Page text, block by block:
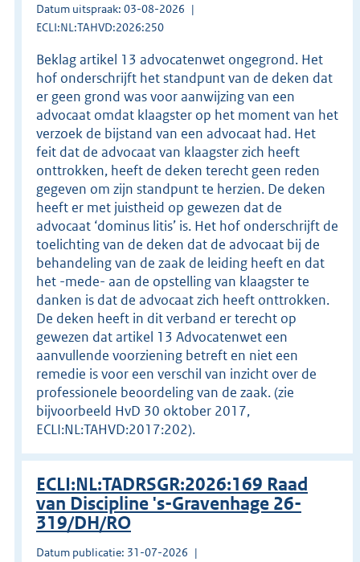
Datum uitspraak: 03-08-2026
ECLI:NL:TAHVD:2026:250
Beklag artikel 13 advocatenwet ongegrond. Het
hof onderschrijft het standpunt van de deken dat
er geen grond was voor aanwijzing van een
advocaat omdat klaagster op het moment van het
verzoek de bijstand van een advocaat had. Het
feit dat de advocaat van klaagster zich heeft
onttrokken, heeft de deken terecht geen reden
gegeven om zijn standpunt te herzien. De deken
heeft er met juistheid op gewezen dat de
advocaat ‘dominus litis’ is. Het hof onderschrijft de
toelichting van de deken dat de advocaat bij de
behandeling van de zaak de leiding heeft en dat
het -mede- aan de opstelling van klaagster te
danken is dat de advocaat zich heeft onttrokken.
De deken heeft in dit verband er terecht op
gewezen dat artikel 13 Advocatenwet een
aanvullende voorziening betreft en niet een
remedie is voor een verschil van inzicht over de
professionele beoordeling van de zaak. (zie
bijvoorbeeld HvD 30 oktober 2017,
ECLI:NL:TAHVD:2017:202).
ECLI:NL:TADRSGR:2026:169 Raad
van Discipline 's-Gravenhage 26-
319/DH/RO
Datum publicatie: 31-07-2026